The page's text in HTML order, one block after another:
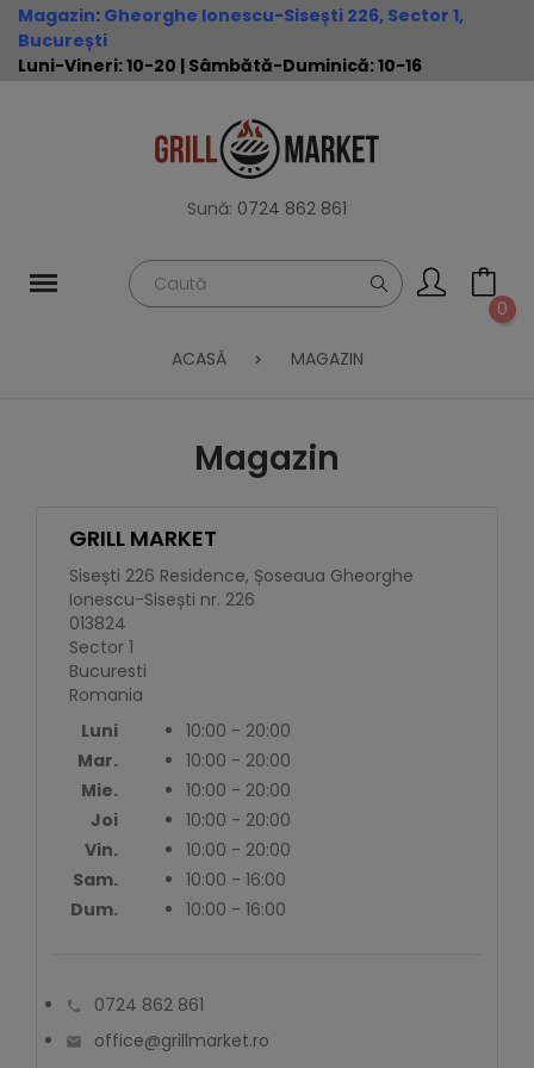
Magazin: Gheorghe Ionescu-Sisești 226, Sector 1,
București
Luni-Vineri: 10-20 | Sâmbătă-Duminică: 10-16
Sună: 0724 862 861
0
ACASĂ MAGAZIN
Magazin
GRILL MARKET
Sisești 226 Residence, Șoseaua Gheorghe
Ionescu-Sisești nr. 226
013824
Sector 1
Bucuresti
Romania
Luni
10:00 - 20:00
Mar.
10:00 - 20:00
Mie.
10:00 - 20:00
Joi
10:00 - 20:00
Vin.
10:00 - 20:00
Sam.
10:00 - 16:00
Dum.
10:00 - 16:00
 0724 862 861
 office@grillmarket.ro